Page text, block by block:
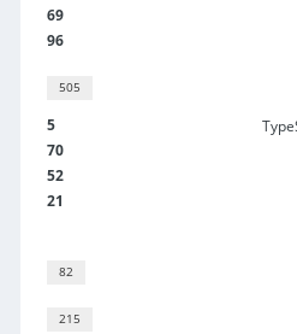
69
96
505
5
70
52
21
82
215